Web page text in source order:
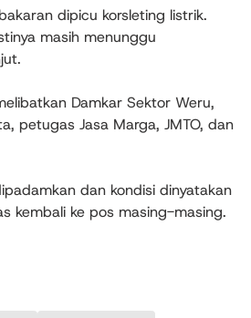
dipicu korsleting listrik.
masih menunggu
Damkar Sektor Weru,
petugas Jasa Marga, JMTO, dan
dan kondisi dinyatakan
kembali ke pos masing-masing.